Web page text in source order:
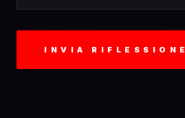
INVIA RIFLESSIONE